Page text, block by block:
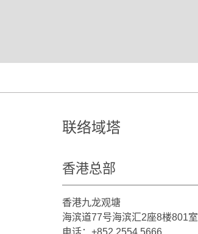
联络域塔
香港总部
香港九龙观塘
海滨道77号海滨汇2座8楼801室
电话：+852 2554 5666